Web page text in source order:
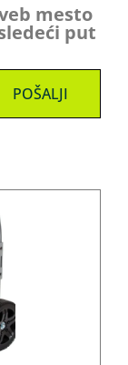
mesto
put